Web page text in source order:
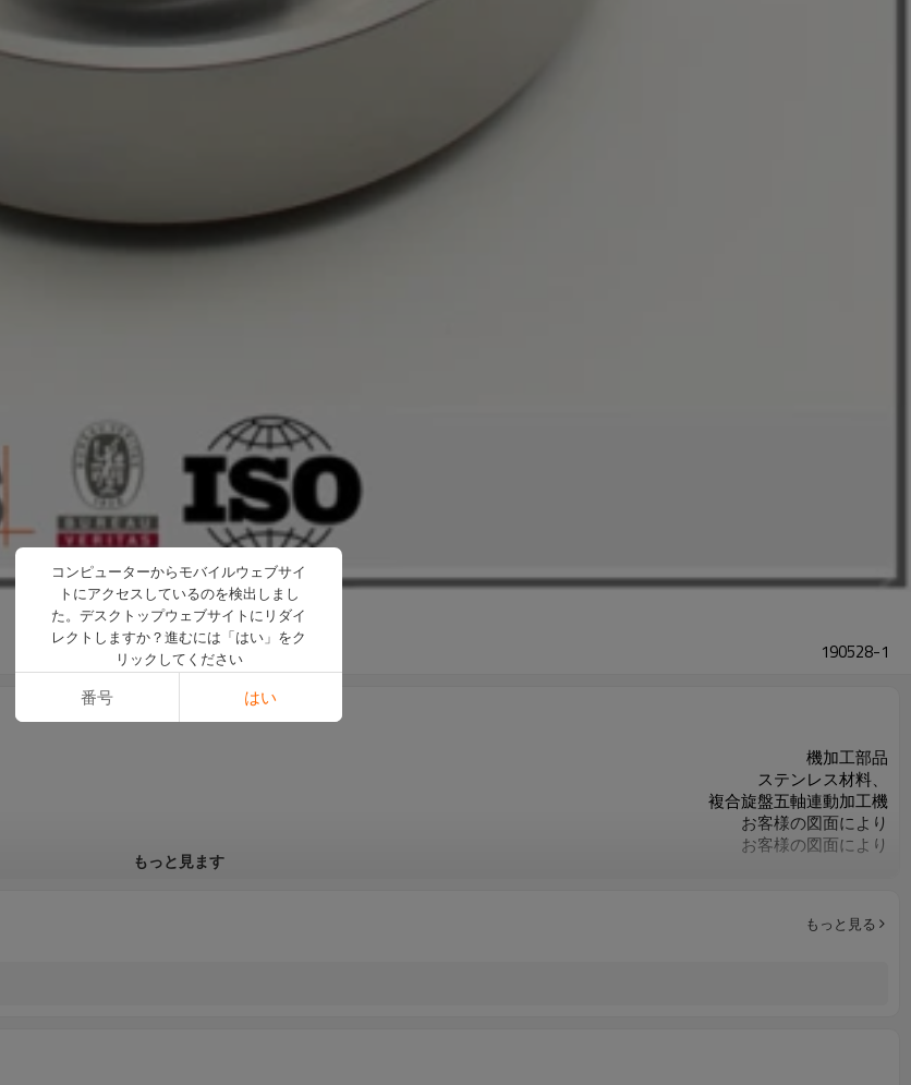
190528-1
機加工部品
ステンレス材料、
複合旋盤五軸連動加工機
お客様の図面により
お客様の図面により
調質、焼入れ焼き戻し
もっと見ます
もっと見る
コンピューターからモバイルウェブサイ
トにアクセスしているのを検出しまし
た。デスクトップウェブサイトにリダイ
レクトしますか？進むには「はい」をク
リックしてください
番号 はい